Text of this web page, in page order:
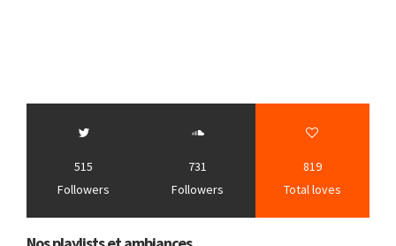
515
Followers
731
Followers
819
Total loves